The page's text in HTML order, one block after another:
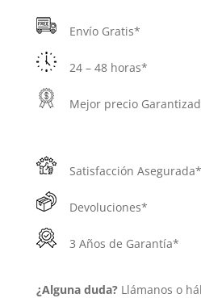
Envío Gratis*
24 – 48 horas*
Mejor precio
Satisfacción Asegurada*
Devoluciones*
3 Años de Garantía*
¿Alguna duda?Llámanos o